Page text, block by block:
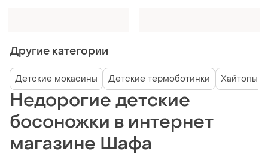
Другие категории
Детские мокасины Детские термоботинки Хайтопы
Недорогие детские
босоножки в интернет
магазине Шафа